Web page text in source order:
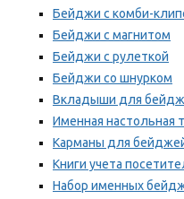
Бейджи с комби-
Бейджи с магнитом
Бейджи с рулеткой
Бейджи со шнурком
Вкладыши для
Именная настольная
Карманы для
Книги учета
Набор именных